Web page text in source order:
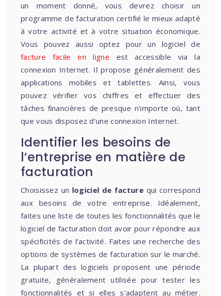
un moment donné, vous devrez choisir un
programme de facturation certifié le mieux adapté
à votre activité et à votre situation économique.
Vous pouvez aussi optez pour un logiciel de
facture facile en ligne est accessible via la
connexion Internet. Il propose généralement des
applications mobiles et tablettes. Ainsi, vous
pouvez vérifier vos chiffres et effectuer des
tâches financières de presque n’importe où, tant
que vous disposez d’une connexion Internet.
Identifier les besoins de
l’entreprise en matière de
facturation
Choisissez un logiciel de facturequi correspond
aux besoins de votre entreprise. Idéalement,
faites une liste de toutes les fonctionnalités que le
logiciel de facturation doit avoir pour répondre aux
spécificités de l’activité. Faites une recherche des
options de systèmes de facturation sur le marché.
La plupart des logiciels proposent une période
gratuite, généralement utilisée pour tester les
fonctionnalités et si elles s’adaptent au métier.